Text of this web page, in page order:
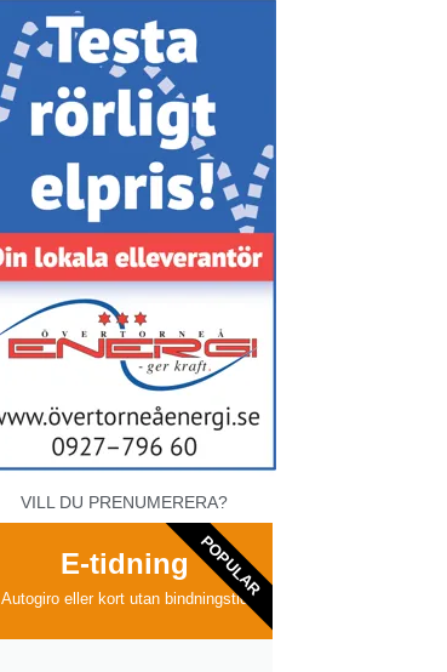
VILL DU PRENUMERERA?
E-tidning
Autogiro eller kort utan bindningstid
POPULAR